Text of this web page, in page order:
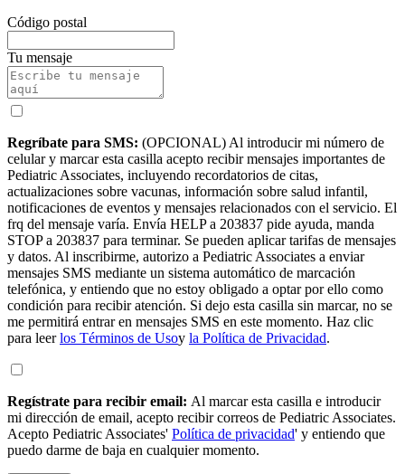
Código postal
Tu mensaje
Regríbate para SMS: (OPCIONAL) Al introducir mi número de
celular y marcar esta casilla acepto recibir mensajes importantes de
Pediatric Associates, incluyendo recordatorios de citas,
actualizaciones sobre vacunas, información sobre salud infantil,
notificaciones de eventos y mensajes relacionados con el servicio. El
frq del mensaje varía. Envía HELP a 203837 pide ayuda, manda
STOP a 203837 para terminar. Se pueden aplicar tarifas de mensajes
y datos. Al inscribirme, autorizo a Pediatric Associates a enviar
mensajes SMS mediante un sistema automático de marcación
telefónica, y entiendo que no estoy obligado a optar por ello como
condición para recibir atención. Si dejo esta casilla sin marcar, no se
me permitirá entrar en mensajes SMS en este momento. Haz clic
para leerlos Términos de Usoy la Política de Privacidad.
Regístrate para recibir email: Al marcar esta casilla e introducir
mi dirección de email, acepto recibir correos de Pediatric Associates.
Acepto Pediatric Associates' Política de privacidad' y entiendo que
puedo darme de baja en cualquier momento.